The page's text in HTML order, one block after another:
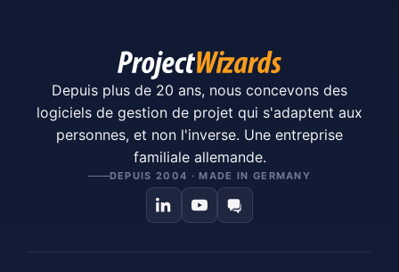
Depuis plus de 20 ans, nous concevons des
logiciels de gestion de projet qui s'adaptent aux
personnes, et non l'inverse. Une entreprise
familiale allemande.
DEPUIS 2004 · MADE IN GERMANY